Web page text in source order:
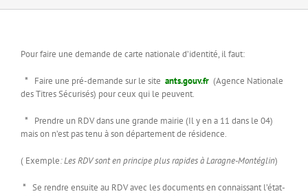
Pour faire une demande de carte nationale d’identité, il faut:
* Faire une pré-demande sur le site ants.gouv.fr (Agence Nationale
des Titres Sécurisés) pour ceux qui le peuvent.
* Prendre un RDV dans une grande mairie (Il y en a 11 dans le 04)
mais on n’est pas tenu à son département de résidence.
( Exemple: Les RDV sont en principe plus rapides à Laragne-Montéglin)
* Se rendre ensuite au RDV avec les documents en connaissant l’état-